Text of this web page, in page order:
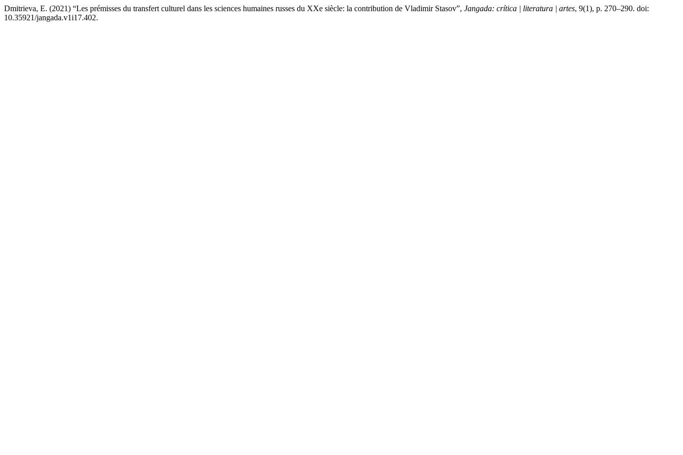
Dmitrieva, E. (2021) “Les prémisses du transfert culturel dans les sciences humaines russes du XXe siècle: la contribution de Vladimir Stasov”, Jangada: crítica | literatura | artes, 9(1), p. 270–290. doi:
10.35921/jangada.v1i17.402.